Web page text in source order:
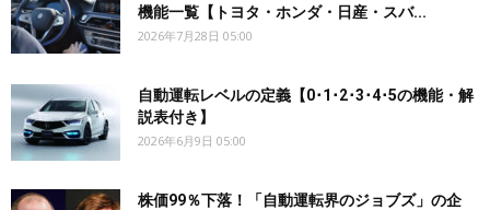
機能一覧【トヨタ・ホンダ・日産・スバ...
2026年7月28日 05:00
自動運転レベルの定義【0･1･2･3･4･5の機能・解
説表付き】
2026年6月9日 05:00
株価99％下落！「自動運転界のジョブズ」の企